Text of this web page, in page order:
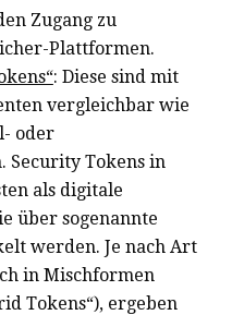
Zugang zu
Plattformen.
: Diese sind mit
vergleichbar wie
oder
Tokens in
als digitale
über sogenannte
werden. Je nach Art
in Mischformen
Tokens“), ergeben